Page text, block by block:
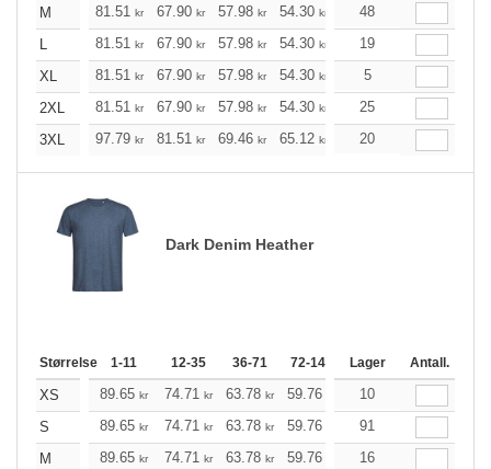
M
81.51 kr 67.90 kr 57.98 kr 54.30 kr 51.62
48
L
81.51 kr 67.90 kr 57.98 kr 54.30 kr 51.62
19
XL
81.51 kr 67.90 kr 57.98 kr 54.30 kr 51.62
5
2XL
81.51 kr 67.90 kr 57.98 kr 54.30 kr 51.62
25
3XL
97.79 kr 81.51 kr 69.46 kr 65.12 kr 61.88
20
Dark Denim Heather
Størrelse 1-11 12-35 36-71 72-143 144-287 288 +
Lager Antall.
XS 89.65 kr 74.71 kr 63.78 kr 59.76 56.75
10
S
89.65 kr 74.71 kr 63.78 kr 59.76 56.75
91
M
89.65 kr 74.71 kr 63.78 kr 59.76 56.75
16